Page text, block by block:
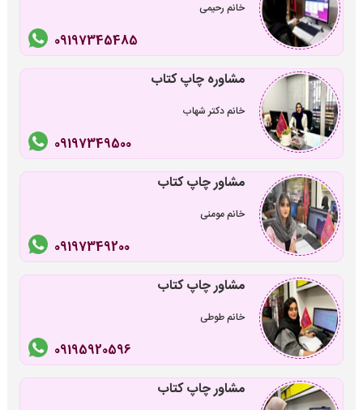
خانم رحیمی
09197345485
مشاوره چاپ کتاب
خانم دکتر شهاب
09197349500
مشاور چاپ کتاب
خانم مومنی
09197349200
مشاور چاپ کتاب
خانم طوطی
09195920596
مشاور چاپ کتاب